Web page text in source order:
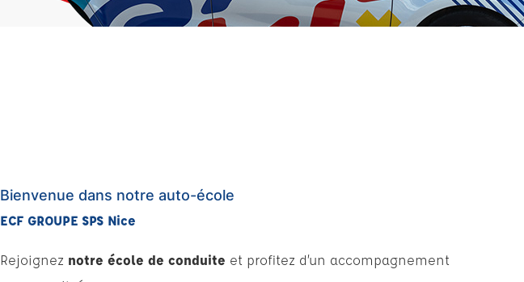
Bienvenue dans notre auto-école
ECF GROUPE SPS Nice
Rejoignez notre école de conduite et profitez d’un accompagnement